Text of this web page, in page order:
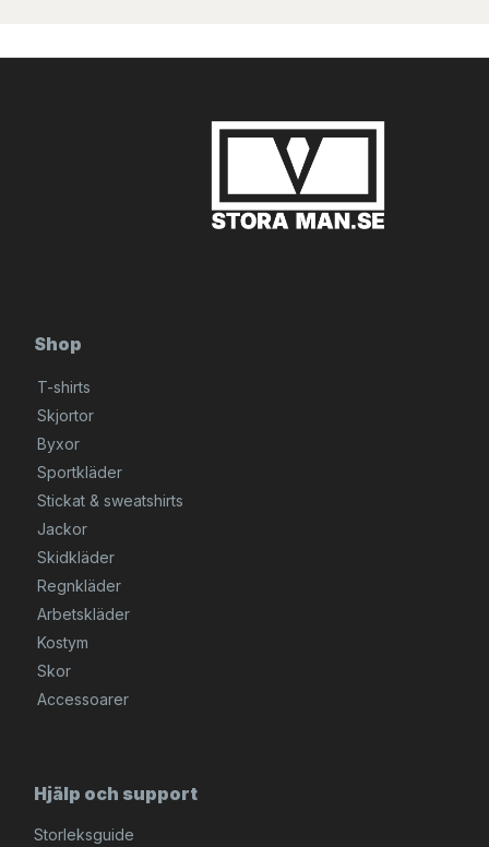
Shop
T-shirts
Skjortor
Byxor
Sportkläder
Stickat & sweatshirts
Jackor
Skidkläder
Regnkläder
Arbetskläder
Kostym
Skor
Accessoarer
Hjälp och support
Storleksguide